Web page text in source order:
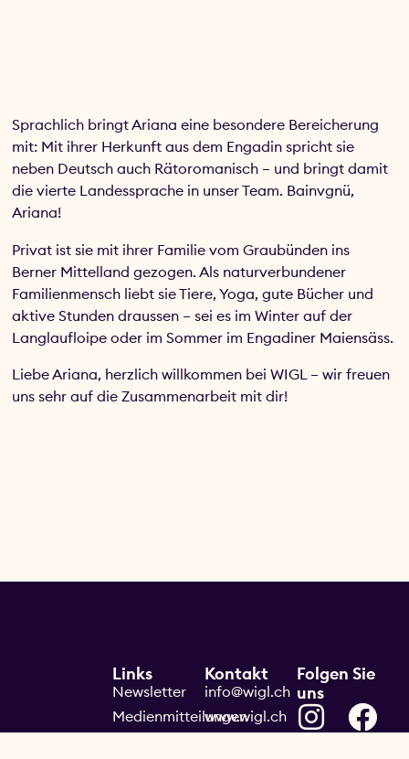
Sprachlich bringt Ariana eine besondere Bereicherung
mit: Mit ihrer Herkunft aus dem Engadin spricht sie
neben Deutsch auch Rätoromanisch – und bringt damit
die vierte Landessprache in unser Team. Bainvgnü,
Ariana!
Privat ist sie mit ihrer Familie vom Graubünden ins
Berner Mittelland gezogen. Als naturverbundener
Familienmensch liebt sie Tiere, Yoga, gute Bücher und
aktive Stunden draussen – sei es im Winter auf der
Langlaufloipe oder im Sommer im Engadiner Maiensäss.
Liebe Ariana, herzlich willkommen bei WIGL – wir freuen
uns sehr auf die Zusammenarbeit mit dir!
Kontakt
info@wigl.ch
www.wigl.ch
Links
Newsletter
Medienmitteilungen
Folgen Sie
uns